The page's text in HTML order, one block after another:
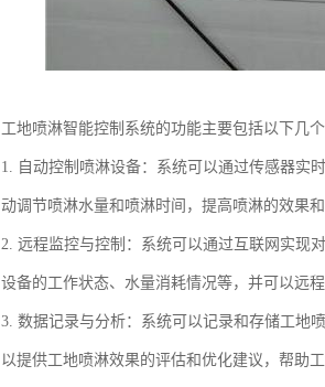
工地喷淋智能控制系统的功能主要包括以下几个
1. 自动控制喷淋设备：系统可以通过传感器实
动调节喷淋水量和喷淋时间，提高喷淋的效果和
2. 远程监控与控制：系统可以通过互联网实现
设备的工作状态、水量消耗情况等，并可以远
3. 数据记录与分析：系统可以记录和存储工地
以提供工地喷淋效果的评估和优化建议，帮助